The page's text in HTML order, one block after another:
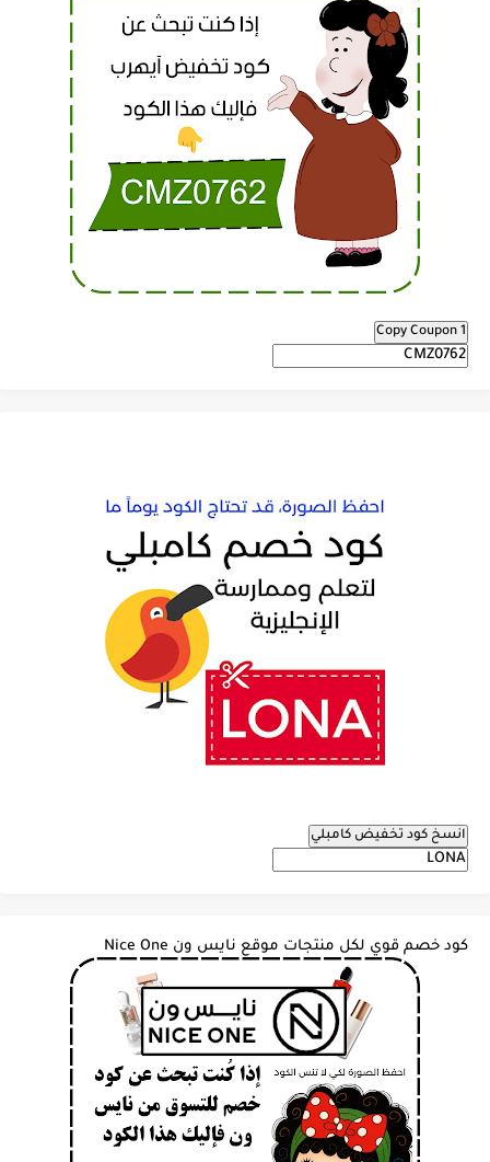
Copy Coupon 1
انسخ كود تخفيض كامبلي
كود خصم قوي لكل منتجات موقع نايس ون Nice One